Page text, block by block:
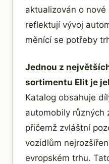
aktualizován o nové
reflektují vývoj
měnící se potřeby
Jednou z
sortimentu Elit je
Katalog obsahuje
automobily různých
přičemž zvláštní
vozidlům
evropském trhu.